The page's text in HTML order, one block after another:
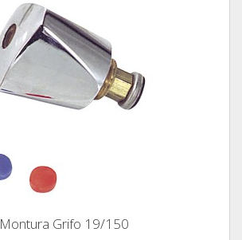
Montura Grifo 19/150